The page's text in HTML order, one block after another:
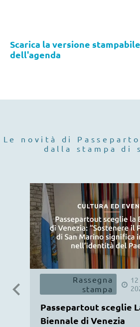
Scarica la versione stampabile
dell'agenda
Le novità di
dalla stampa di
Rassegna
stampa
12
Passepartout sceglie
Biennale di Venezia